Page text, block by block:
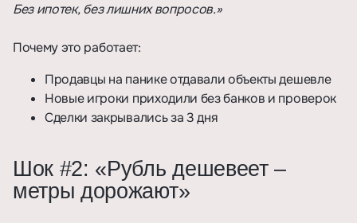
Без ипотек, без лишних вопросов.»
Почему это работает:
Продавцы на панике отдавали объекты дешевле
Новые игроки приходили без банков и проверок
Сделки закрывались за 3 дня
Шок #2: «Рубль дешевеет –
метры дорожают»